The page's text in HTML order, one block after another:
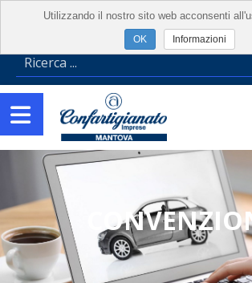
Utilizzando il nostro sito web acconsenti
Informazioni